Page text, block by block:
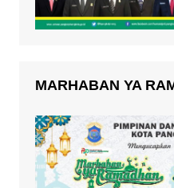
MARHABAN YA